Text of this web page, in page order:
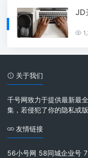
关于我们
千号网致力于提供最新最
集，若侵犯了你的隐私或
友情链接
56小号网 58同城企业号